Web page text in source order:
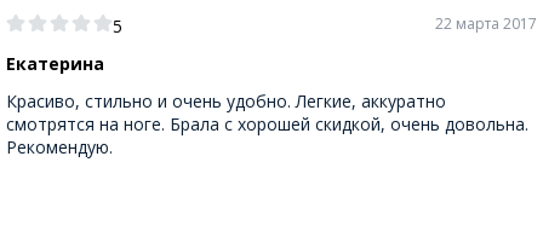
5
Екатерина
22 марта 2017
Красиво, стильно и очень удобно. Легкие, аккуратно
смотрятся на ноге. Брала с хорошей скидкой, очень довольна.
Рекомендую.